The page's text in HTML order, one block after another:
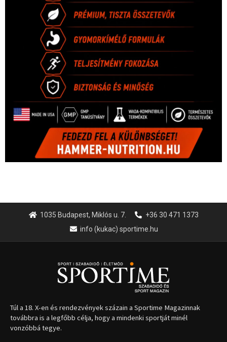
1035 Budapest, Miklós u. 7.
+36 30 471 1373
info (kukac) sportime.hu
Túl a 18. X-en és rendezvények százain a Sportime Magazinnak
továbbra is a legfőbb célja, hogy a mindenki sportját minél
vonzóbbá tegye.